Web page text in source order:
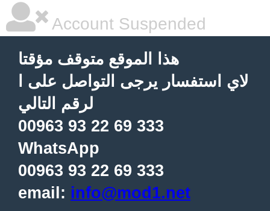
Account Suspended
هذا الموقع متوقف مؤقتا
لاي استفسار يرجى التواصل على ا
لرقم التالي
00963 93 22 69 333
WhatsApp
00963 93 22 69 333
email: info@mod1.net